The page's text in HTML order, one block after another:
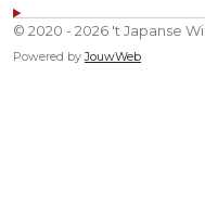
© 2020 - 2026 't Japanse
Powered byJouwWeb